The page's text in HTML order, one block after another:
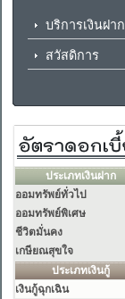
บริการเงินฝาก
สวัสดิการ